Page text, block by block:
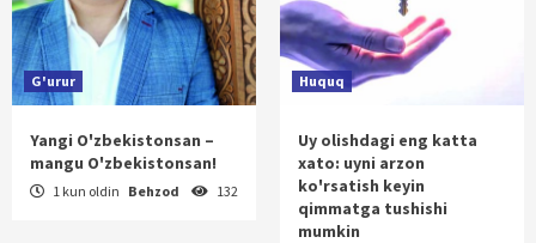
G'urur
Yangi O'zbekistonsan –
mangu O'zbekistonsan!
1 kun oldin Behzod 132
Huquq
Uy olishdagi eng katta
xato: uyni arzon
ko'rsatish keyin
qimmatga tushishi
mumkin